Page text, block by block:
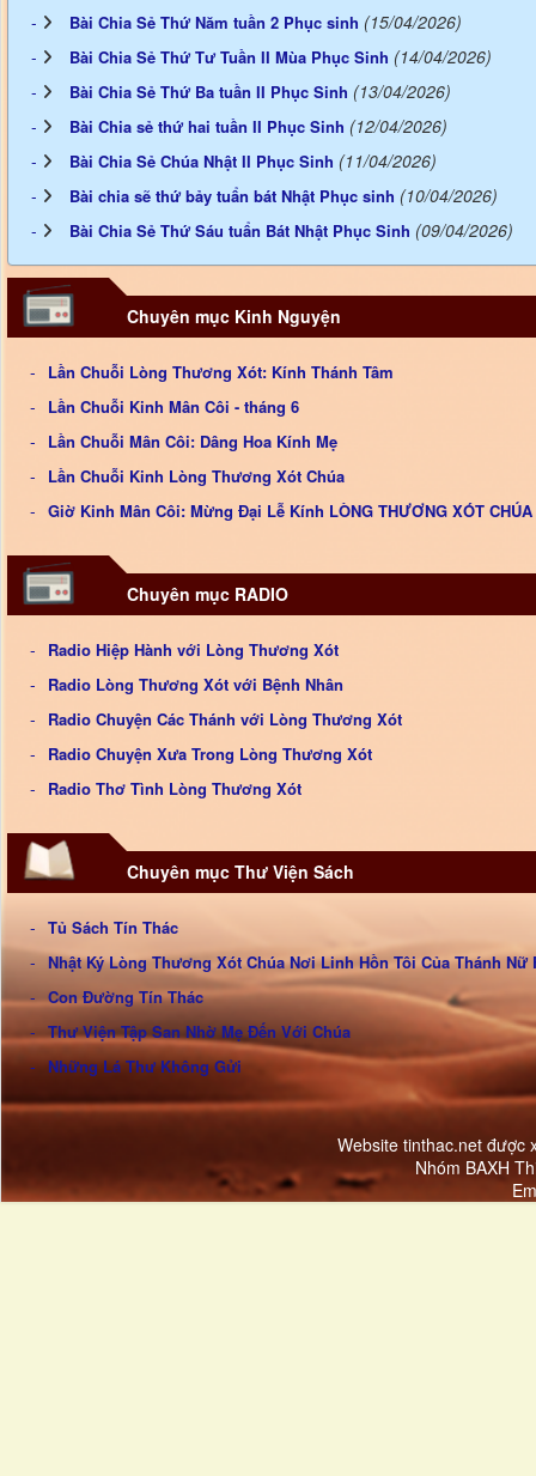
Bài Chia Sẻ Thứ Năm tuần 2 Phục sinh (15/04/2026)
Bài Chia Sẻ Thứ Tư Tuần II Mùa Phục Sinh (14/04/2026)
Bài Chia Sẻ Thứ Ba tuần II Phục Sinh (13/04/2026)
Bài Chia sẻ thứ hai tuần II Phục Sinh (12/04/2026)
Bài Chia Sẻ Chúa Nhật II Phục Sinh (11/04/2026)
Bài chia sẽ thứ bảy tuẩn bát Nhật Phục sinh (10/04/2026)
Bài Chia Sẻ Thứ Sáu tuẩn Bát Nhật Phục Sinh (09/04/2026)
Chuyên mục Kinh Nguyện
Lần Chuỗi Lòng Thương Xót: Kính Thánh Tâm
Lần Chuỗi Kinh Mân Côi - tháng 6
Lần Chuỗi Mân Côi: Dâng Hoa Kính Mẹ
Lần Chuỗi Kinh Lòng Thương Xót Chúa
Giờ Kinh Mân Côi: Mừng Đại Lễ Kính LÒNG THƯƠNG XÓT CHÚA
Chuyên mục RADIO
Radio Hiệp Hành với Lòng Thương Xót
Radio Lòng Thương Xót với Bệnh Nhân
Radio Chuyện Các Thánh với Lòng Thương Xót
Radio Chuyện Xưa Trong Lòng Thương Xót
Radio Thơ Tình Lòng Thương Xót
Chuyên mục Thư Viện Sách
Tủ Sách Tín Thác
Nhật Ký Lòng Thương Xót Chúa Nơi Linh Hồn Tôi Của Thánh Nữ
Con Đường Tín Thác
Thư Viện Tập San Nhờ Mẹ Đến Với Chúa
Những Lá Thư Không Gửi
Website tinthac.net được
Nhóm BAXH